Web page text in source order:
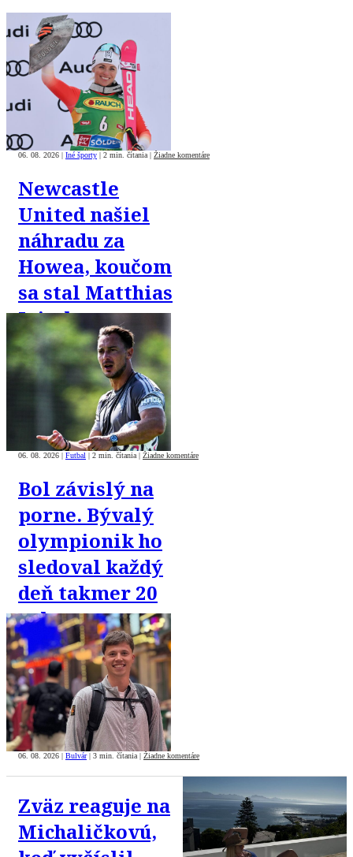
06. 08. 2026 | Iné športy | 2 min. čítania | Žiadne komentáre
Newcastle
United našiel
náhradu za
Howea, koučom
sa stal Matthias
Jaissle
06. 08. 2026 | Futbal | 2 min. čítania | Žiadne komentáre
Bol závislý na
porne. Bývalý
olympionik ho
sledoval každý
deň takmer 20
rokov
06. 08. 2026 | Bulvár | 3 min. čítania | Žiadne komentáre
Zväz reaguje na
Michaličkovú,